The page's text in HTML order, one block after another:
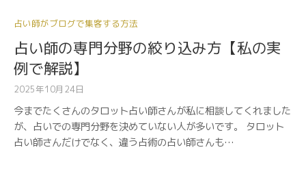
占い師がブログで集客する方法
占い師の専門分野の絞り込み方【私の実
例で解説】
2025年10月24日
今までたくさんのタロット占い師さんが私に相談してくれました
が、占いでの専門分野を決めていない人が多いです。 タロット
占い師さんだけでなく、違う占術の占い師さんも…